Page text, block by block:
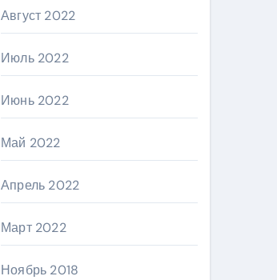
Август 2022
Июль 2022
Июнь 2022
Май 2022
Апрель 2022
Март 2022
Ноябрь 2018